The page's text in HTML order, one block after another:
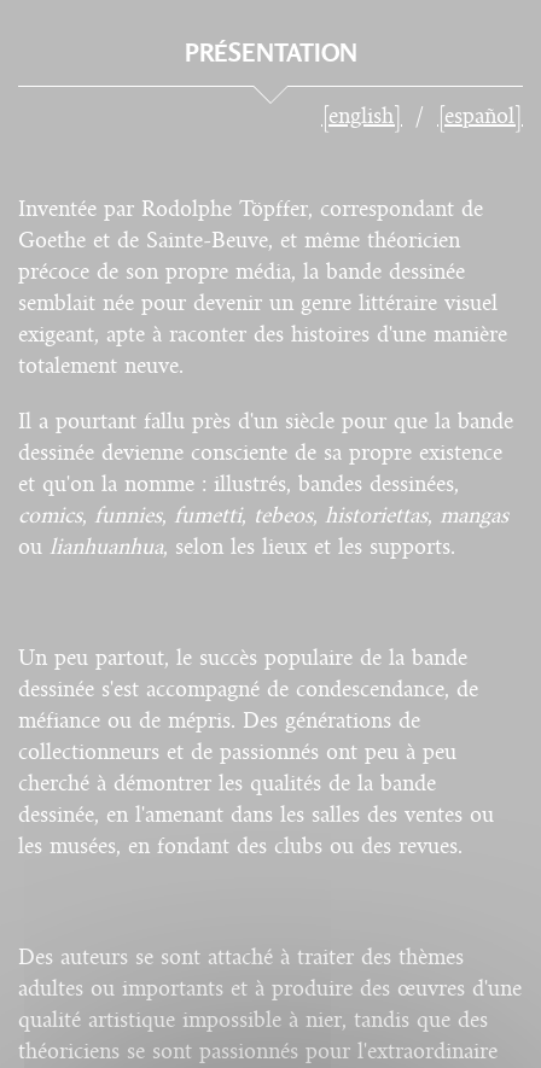
PRÉSENTATION
[english] [español]
Inventée par Rodolphe Töpffer, correspondant de
Goethe et de Sainte-Beuve, et même théoricien
précoce de son propre média, la bande dessinée
semblait née pour devenir un genre littéraire visuel
exigeant, apte à raconter des histoires d'une manière
totalement neuve.
Il a pourtant fallu près d'un siècle pour que la bande
dessinée devienne consciente de sa propre existence
et qu'on la nomme : illustrés, bandes dessinées,
comics, funnies, fumetti, tebeos, historiettas, mangas
ou lianhuanhua, selon les lieux et les supports.
Un peu partout, le succès populaire de la bande
dessinée s'est accompagné de condescendance, de
méfiance ou de mépris. Des générations de
collectionneurs et de passionnés ont peu à peu
cherché à démontrer les qualités de la bande
dessinée, en l'amenant dans les salles des ventes ou
les musées, en fondant des clubs ou des revues.
Des auteurs se sont attaché à traiter des thèmes
adultes ou importants et à produire des œuvres d'une
qualité artistique impossible à nier, tandis que des
théoriciens se sont passionnés pour l'extraordinaire